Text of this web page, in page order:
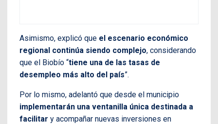
Asimismo, explicó que el escenario económico
regional continúa siendo complejo, considerando
que el Biobío “tiene una de las tasas de
desempleo más alto del país”.
Por lo mismo, adelantó que desde el municipio
implementarán una ventanilla única destinada a
facilitar y acompañar nuevas inversiones en